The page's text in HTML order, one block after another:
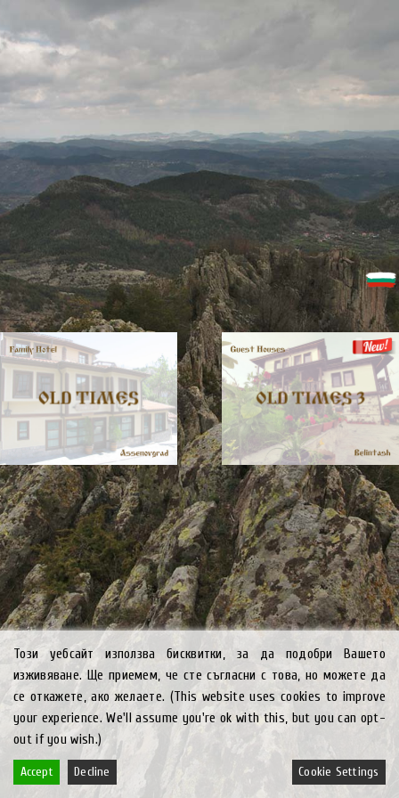
Този уебсайт използва бисквитки, за да подобри Вашето
изживяване. Ще приемем, че сте съгласни с това, но можете да
се откажете, ако желаете. (This website uses cookies to improve
your experience. We'll assume you're ok with this, but you can opt-
out if you wish.)
Accept Decline Cookie Settings